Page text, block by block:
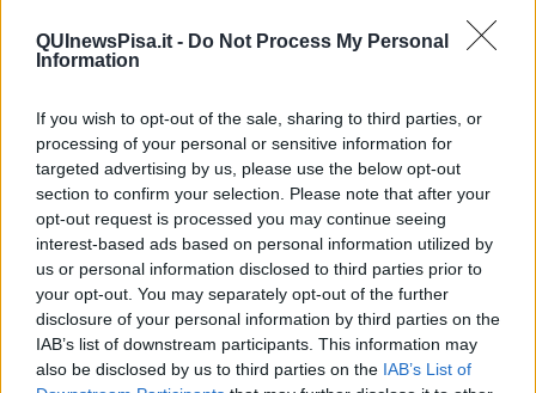
QUInewsPisa.it - Do Not Process My Personal
Information
If you wish to opt-out of the sale, sharing to third parties, or
processing of your personal or sensitive information for
targeted advertising by us, please use the below opt-out
section to confirm your selection. Please note that after your
opt-out request is processed you may continue seeing
interest-based ads based on personal information utilized by
us or personal information disclosed to third parties prior to
your opt-out. You may separately opt-out of the further
disclosure of your personal information by third parties on the
IAB’s list of downstream participants. This information may
also be disclosed by us to third parties on the IAB’s List of
​Il Wild West di Trump
​La depressione infantile di Roger Waters e la propaganda di
Senza una Retta Visione l’Uomo è un automa
​La propaganda bellica nostrana vs l’hasbarà dei sionisti
​La cleptocrazia e lo studio sociologico della propaganda di
guerra
​Uccidere per gioco: il cacciatore e chi vuole armarsi
​La Cop 30 di Belem giorno per giorno
La Cop 30, i crimini e i misfatti verso la vita sulla terra
Arrostire il pianeta: le grandi emissioni della carne e dei
latticini
​Cop 30, uragani e riconversione delle spese militari
La responsabilità storica della morte sulla terra